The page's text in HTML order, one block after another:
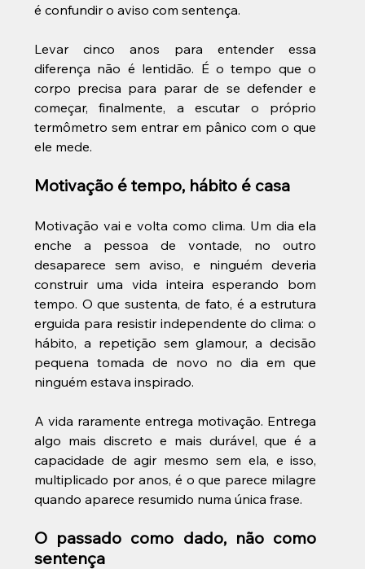
é confundir o aviso com sentença.
Levar cinco anos para entender essa
diferença não é lentidão. É o tempo que o
corpo precisa para parar de se defender e
começar, finalmente, a escutar o próprio
termômetro sem entrar em pânico com o que
ele mede.
Motivação é tempo, hábito é casa
Motivação vai e volta como clima. Um dia ela
enche a pessoa de vontade, no outro
desaparece sem aviso, e ninguém deveria
construir uma vida inteira esperando bom
tempo. O que sustenta, de fato, é a estrutura
erguida para resistir independente do clima: o
hábito, a repetição sem glamour, a decisão
pequena tomada de novo no dia em que
ninguém estava inspirado.
A vida raramente entrega motivação. Entrega
algo mais discreto e mais durável, que é a
capacidade de agir mesmo sem ela, e isso,
multiplicado por anos, é o que parece milagre
quando aparece resumido numa única frase.
O passado como dado, não como
sentença